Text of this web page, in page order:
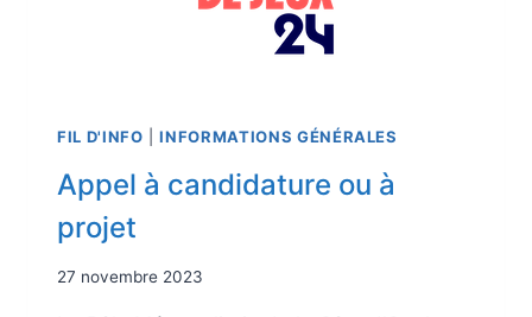
FIL D'INFO |INFORMATIONS GÉNÉRALES
Appel à candidature ou à
projet
27 novembre 2023